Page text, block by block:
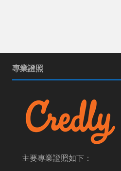
專業證照
主要專業證照如下：